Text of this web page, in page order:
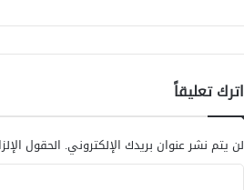
اترك تعليقاً
لن يتم نشر عنوان بريدك الإلكتروني. الحقول